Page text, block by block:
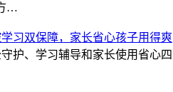
…
习双保障，家长省心孩子用得爽
护、学习辅导和家长使用省